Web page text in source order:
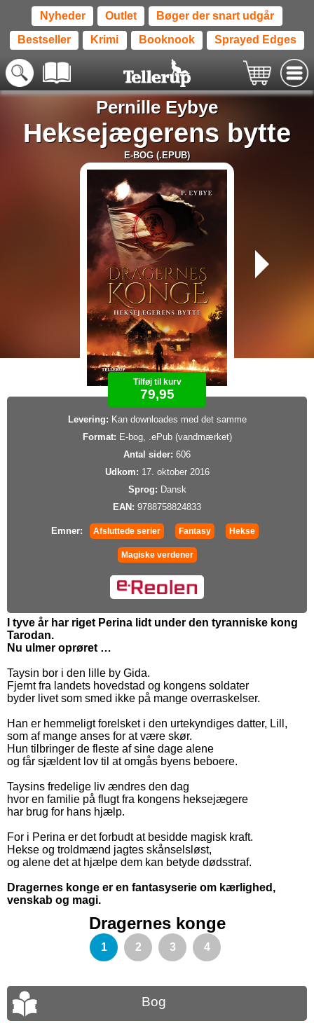
Nyheder Outlet Bøger der snart udgår
Bestseller Krimi Booknook Sprayed Edges
Pernille Eybye
Heksejægerens bytte
E-BOG (.EPUB)
Tilføj til kurv
79,95
Levering: Kan downloades med det samme
Format: E-bog, .ePub (vandmærket)
Antal sider: 606
Udkom: 17. oktober 2016
Sprog: Dansk
EAN: 9788758824833
Emner: Afsluttede serier Fantasy Hekse
Magiske verdener
I tyve år har riget Perina lidt under den tyranniske kong
Tarodan.
Nu ulmer oprøret …
Taysin bor i den lille by Gida.
Fjernt fra landets hovedstad og kongens soldater
byder livet som smed ikke på mange overraskelser.
Han er hemmeligt forelsket i den urtekyndiges datter, Lill,
som af mange anses for at være skør.
Hun tilbringer de fleste af sine dage alene
og får sjældent lov til at omgås byens beboere.
Taysins fredelige liv ændres den dag
hvor en familie på flugt fra kongens heksejægere
har brug for hans hjælp.
For i Perina er det forbudt at besidde magisk kraft.
Hekse og troldmænd jagtes skånselsløst,
og alene det at hjælpe dem kan betyde dødsstraf.
Dragernes konge er en fantasyserie om kærlighed,
venskab og magi.
Dragernes konge
1 2 3 4
Bog